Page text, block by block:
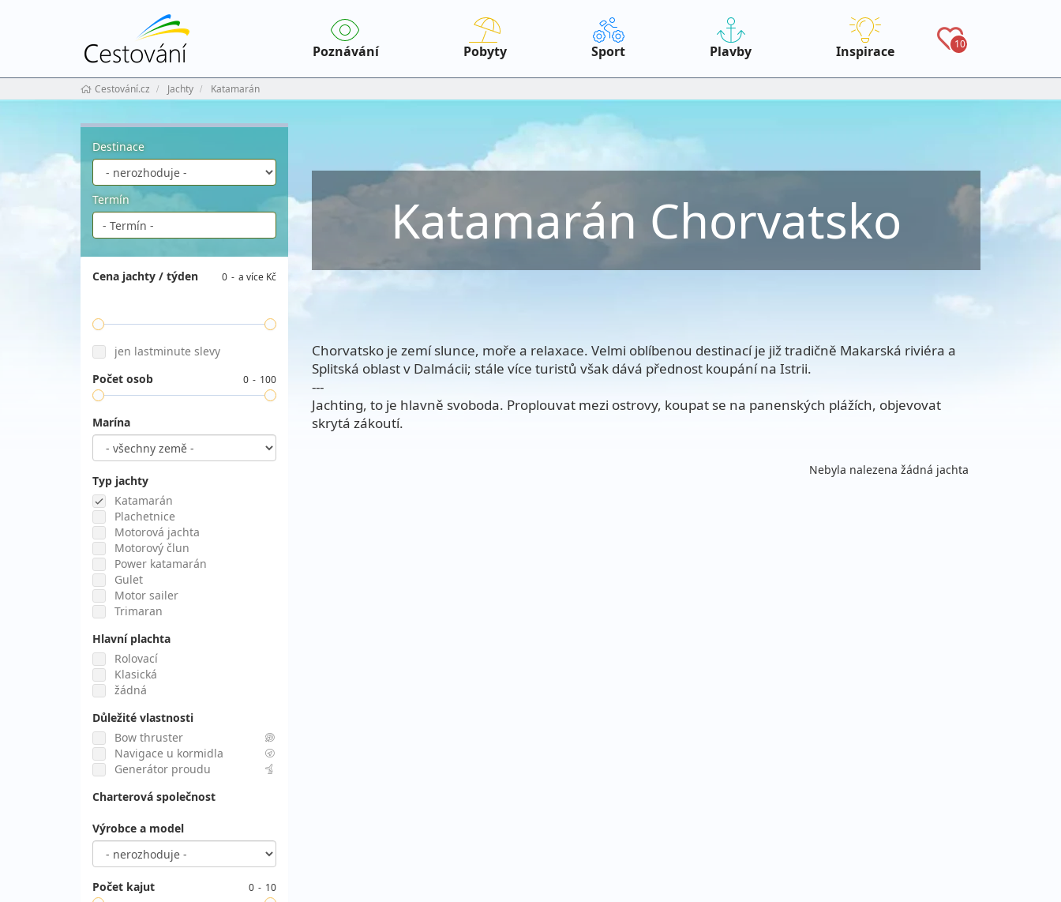
Poznávání Pobyty Sport Plavby Inspirace 10
Cestování.cz Jachty Katamarán
Katamarán Chorvatsko
Destinace
Termín
Cena jachty / týden 0 a více Kč
jen lastminute slevy
Počet osob
0 100
Marína
Typ jachty
Katamarán
Plachetnice
Motorová jachta
Motorový člun
Power katamarán
Gulet
Motor sailer
Trimaran
Hlavní plachta
Rolovací
Klasická
žádná
Důležité vlastnosti
Bow thruster
Navigace u kormidla
Generátor proudu
Charterová společnost
Výrobce a model
Počet kajut 0 10
Chorvatsko je zemí slunce, moře a relaxace. Velmi oblíbenou destinací je již tradičně Makarská riviéra a
Splitská oblast v Dalmácii; stále více turistů však dává přednost koupání na Istrii.
---
Jachting, to je hlavně svoboda. Proplouvat mezi ostrovy, koupat se na panenských plážích, objevovat
skrytá zákoutí.
Nebyla nalezena žádná jachta